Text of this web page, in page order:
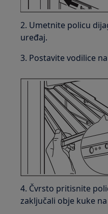
2. Umetnite policu
uređaj.
3. Postavite vodilice
4. Čvrsto pritisnite
zaključali obje kuke